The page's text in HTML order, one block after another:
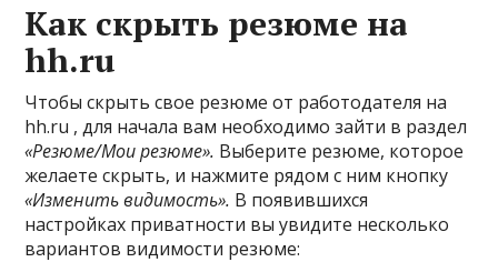
Как скрыть резюме на
hh.ru
Чтобы скрыть свое резюме от работодателя на
hh.ru , для начала вам необходимо зайти в раздел
«Резюме/Мои резюме». Выберите резюме, которое
желаете скрыть, и нажмите рядом с ним кнопку
«Изменить видимость». В появившихся
настройках приватности вы увидите несколько
вариантов видимости резюме: